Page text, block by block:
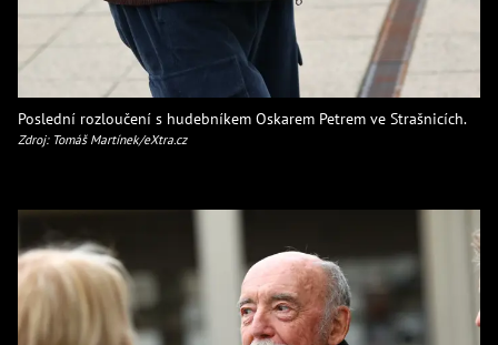
Poslední rozloučení s hudebníkem Oskarem Petrem ve Strašnicích.
Zdroj: Tomáš Martínek/eXtra.cz